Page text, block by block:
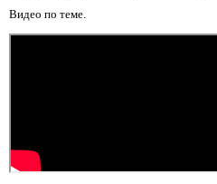
Видео по теме.